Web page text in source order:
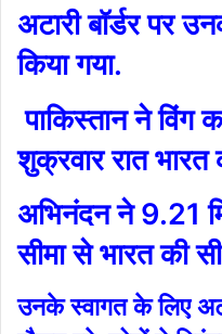
अटारी बॉर्डर पर
किया गया.
पाकिस्तान ने विंग
शुक्रवार रात भारत
अभिनंदन ने 9.21
सीमा से भारत की
उनके स्‍वागत के लिए